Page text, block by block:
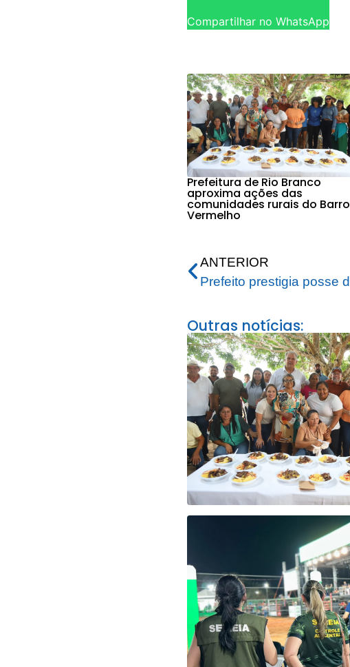
Compartilhar no WhatsApp
Prefeitura de Rio Branco
aproxima ações das
comunidades rurais do Barro
Vermelho
ANTERIOR
Outras notícias: